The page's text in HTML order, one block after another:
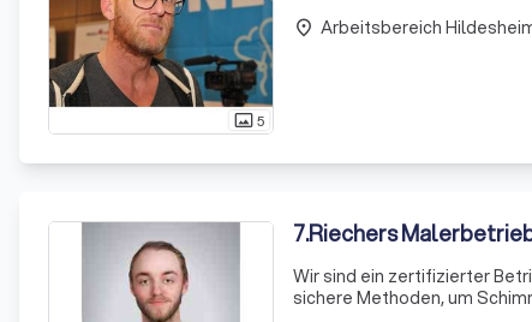
photo_size_select_actual5
place Arbeitsbereich
7.Riechers
Wir sind ein zertifizierter
sichere Methoden, um